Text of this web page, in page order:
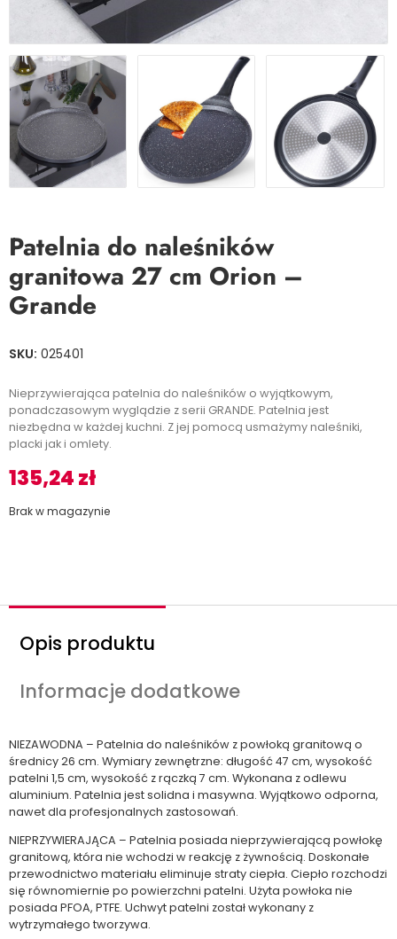
Patelnia do naleśników
granitowa 27 cm Orion –
Grande
SKU: 025401
Nieprzywierająca patelnia do naleśników o wyjątkowym,
ponadczasowym wyglądzie z serii GRANDE. Patelnia jest
niezbędna w każdej kuchni. Z jej pomocą usmażymy naleśniki,
placki jak i omlety.
135,24zł
Brak w magazynie
Opis produktu
Informacje dodatkowe
NIEZAWODNA – Patelnia do naleśników z powłoką granitową o
średnicy 26 cm. Wymiary zewnętrzne: długość 47 cm, wysokość
patelni 1,5 cm, wysokość z rączką 7 cm. Wykonana z odlewu
aluminium. Patelnia jest solidna i masywna. Wyjątkowo odporna,
nawet dla profesjonalnych zastosowań.
NIEPRZYWIERAJĄCA – Patelnia posiada nieprzywierającą powłokę
granitową, która nie wchodzi w reakcję z żywnością. Doskonałe
przewodnictwo materiału eliminuje straty ciepła. Ciepło rozchodzi
się równomiernie po powierzchni patelni. Użyta powłoka nie
posiada PFOA, PTFE. Uchwyt patelni został wykonany z
wytrzymałego tworzywa.